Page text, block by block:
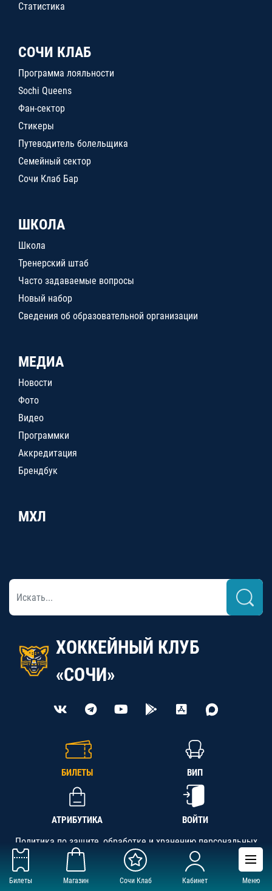
Билеты Магазин Сочи Клаб Кабинет Меню
Статистика
СОЧИ КЛАБ
Программа лояльности
Sochi Queens
Фан-сектор
Стикеры
Путеводитель болельщика
Семейный сектор
Сочи Клаб Бар
ШКОЛА
Школа
Тренерский штаб
Часто задаваемые вопросы
Новый набор
Сведения об образовательной организации
МЕДИА
Новости
Фото
Видео
Программки
Аккредитация
Брендбук
МХЛ
ХОККЕЙНЫЙ КЛУБ
«СОЧИ»
БИЛЕТЫ ВИП
АТРИБУТИКА ВОЙТИ
Политика по защите, обработке и хранению персональных
данных
АНО «СК «Кубань-Регион», ОГРН 1142300002349,